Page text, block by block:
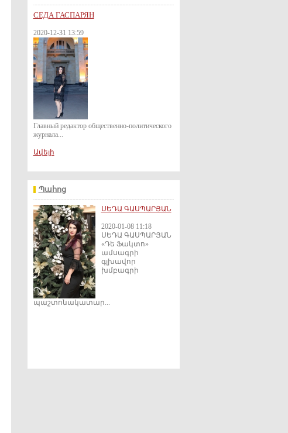
СЕДА ГАСПАРЯН
2020-12-31 13:59
Главный редактор общественно-политического
журнала...
Ավելի
Պահոց
ՍԵԴԱ ԳԱՍՊԱՐՅԱՆ
2020-01-08 11:18
ՍԵԴԱ ԳԱՍՊԱՐՅԱՆ
«Դե Ֆակտո»
ամսագրի
գլխավոր
խմբագրի
պաշտոնակատար...